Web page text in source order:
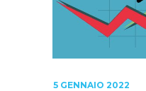
5 GENNAIO 2022